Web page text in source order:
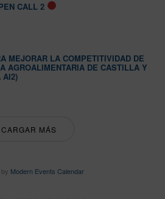
CALL 2
MEJORAR LA COMPETITIVIDAD DE
AGROALIMENTARIA DE CASTILLA Y
AI2)
CARGAR MÁS
Modern Events Calendar